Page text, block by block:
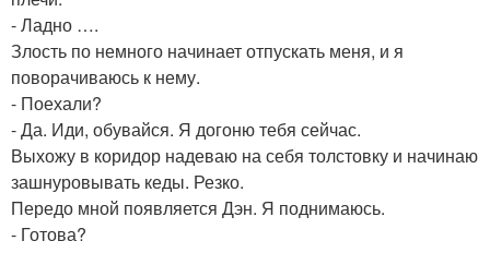
- Ладно ….
Злость по немного начинает отпускать меня, и я
поворачиваюсь к нему.
- Поехали?
- Да. Иди, обувайся. Я догоню тебя сейчас.
Выхожу в коридор надеваю на себя толстовку и начинаю
зашнуровывать кеды. Резко.
Передо мной появляется Дэн. Я поднимаюсь.
- Готова?